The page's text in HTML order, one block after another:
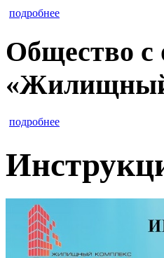
подробнее
Общество с
подробнее